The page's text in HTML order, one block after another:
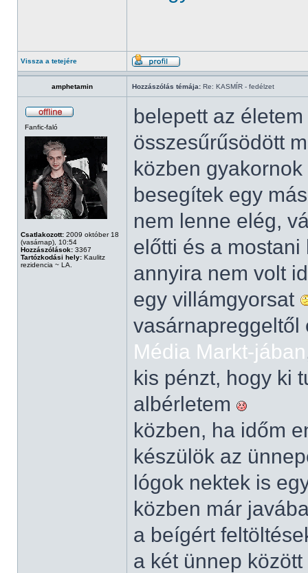
Vissza a tetejére
amphetamin Hozzászólás témája: Re: KASMÍR - fedélzet
Fanfic-faló
Csatlakozott: 2009 október 18
(vasárnap), 10:54
Hozzászólások: 3367
Tartózkodási hely: Kaulitz
rezidencia ~ LA.
belepett az életem
összesűrűsödött
közben
besegítek egy
nem lenne elég,
előtti és a
annyira nem volt
egy villámgyorsat
vasárnapreggeltől
Média Markt-jában
kis pénzt, hogy ki
albérletem
közben, ha időm
készülök az
lógok nektek is
közben már
a beígért
a két ünnep